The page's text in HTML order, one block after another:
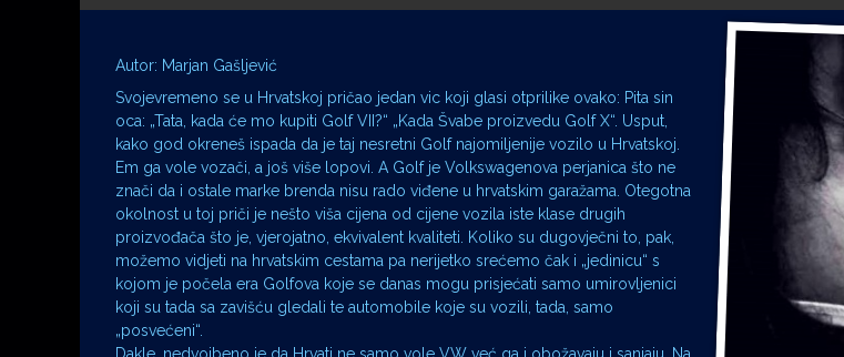
Autor: Marjan Gašljević
Svojevremeno se u Hrvatskoj pričao jedan vic koji glasi otprilike ovako: Pita sin
oca: „Tata, kada će mo kupiti Golf VII?“ „Kada Švabe proizvedu Golf X“. Usput,
kako god okreneš ispada da je taj nesretni Golf najomiljenije vozilo u Hrvatskoj.
Em ga vole vozači, a još više lopovi. A Golf je Volkswagenova perjanica što ne
znači da i ostale marke brenda nisu rado viđene u hrvatskim garažama. Otegotna
okolnost u toj priči je nešto viša cijena od cijene vozila iste klase drugih
proizvođača što je, vjerojatno, ekvivalent kvaliteti. Koliko su dugovječni to, pak,
možemo vidjeti na hrvatskim cestama pa nerijetko srećemo čak i „jedinicu“ s
kojom je počela era Golfova koje se danas mogu prisjećati samo umirovljenici
koji su tada sa zavišću gledali te automobile koje su vozili, tada, samo
„posvećeni“.